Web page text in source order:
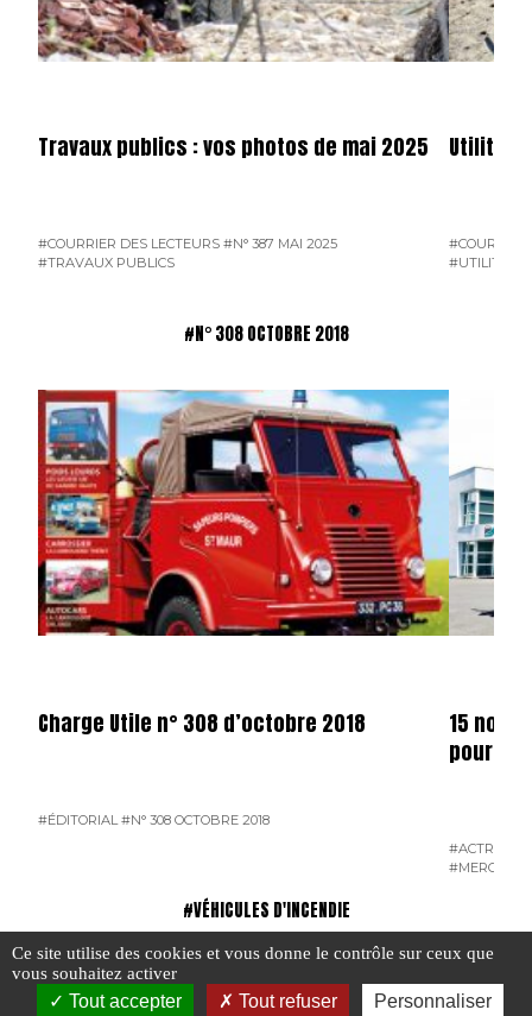
Travaux publics : vos photos de mai 2025
#COURRIER DES LECTEURS #N° 387 MAI 2025
#TRAVAUX PUBLICS
#COURRIER
#N° 308 OCTOBRE 2018
Charge Utile n° 308 d’octobre 2018
#ÉDITORIAL #N° 308 OCTOBRE 2018
15
pour
#ACTROS
#MERCEDES
#VÉHICULES D'INCENDIE
Ce site utilise des cookies et vous donne le contrôle sur ceux que
vous souhaitez activer
Tout accepter Tout refuser Personnaliser